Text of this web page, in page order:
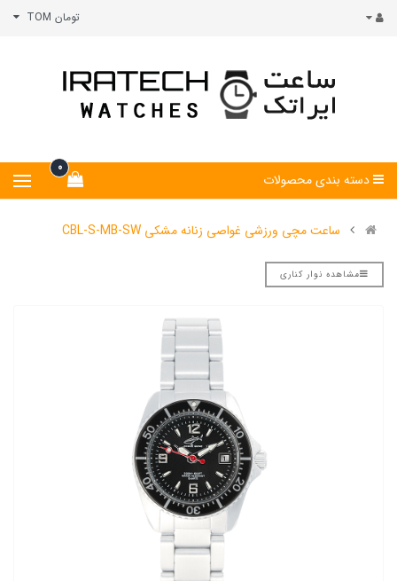
تومان TOM
0
دسته بندی محصولات
ساعت مچی ورزشی غواصی زنانه مشکی CBL-S-MB-SW
مشاهده نوار کناری